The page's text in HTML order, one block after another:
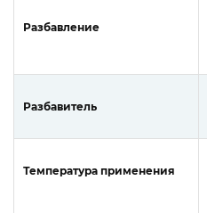
Разбавление
Разбавитель
Температура применения